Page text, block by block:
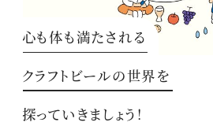
心も体も満たされる
クラフトビールの世界を
探っていきましょう！